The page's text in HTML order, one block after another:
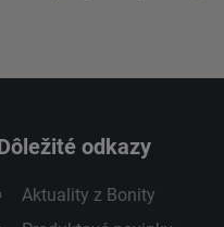
odkazy
Aktuality z Bonity